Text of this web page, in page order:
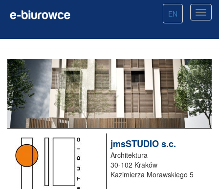
EN
jmsSTUDIO s.c.
Architektura
30-102 Kraków
Kazimierza Morawskiego 5